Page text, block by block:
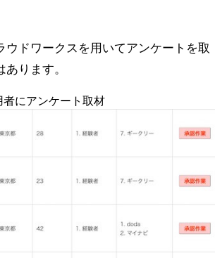
ドワークスを用いてアンケートを取
ります。
にアンケート取材